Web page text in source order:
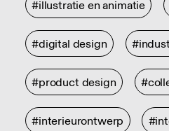
#illustratie en animatie
#digital design
#product design
#interieurontwerp